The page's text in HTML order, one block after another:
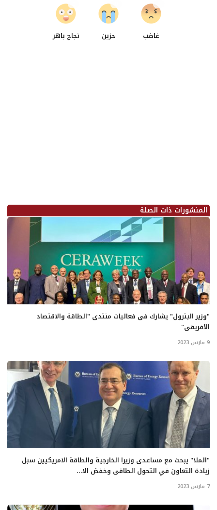
غاضب
0
حزين نجاح باهر
المنشورات ذات الصلة
"وزير البترول" يشارك فى فعاليات منتدى "الطاقة والاقتصاد
الأفريقى"
9 مارس 2023
"الملا" يبحث مع مساعدى وزيرا الخارجية والطاقة الامريكيين سبل
زيادة التعاون في التحول الطاقى وخفض الا...
7 مارس 2023